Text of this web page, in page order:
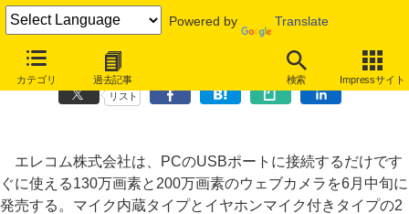
Powered by Translate
カテゴリ 過去記事 検索 Impressサイト
エレコム、UVC対応の130万画素／200万画素ウェブカメラ
リスト
エレコム株式会社は、PCのUSBポートに接続するだけです
ぐに使える130万画素と200万画素のウェブカメラを6月中旬に
発売する。マイク内蔵タイプとイヤホンマイク付きタイプの2